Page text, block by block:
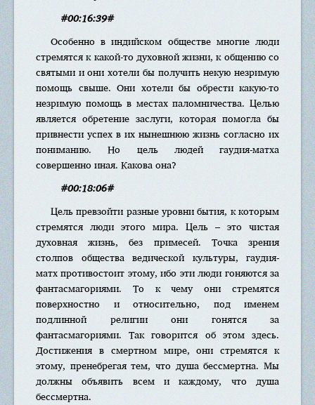
#00:16:39#
Особенно в индийском обществе многие люди
стремятся к какой-то духовной жизни, к общению со
святыми и они хотели бы получить некую незримую
помощь свыше. Они хотели бы обрести какую-то
незримую помощь в местах паломничества. Целью
является обретение заслуги, которая помогла бы
привнести успех в их нынешнюю жизнь согласно их
пониманию. Но цель людей гаудия-матха
совершенно иная. Какова она?
#00:18:06#
Цель превзойти разные уровни бытия, к которым
стремятся люди этого мира. Цель – это чистая
духовная жизнь, без примесей. Точка зрения
столпов общества ведической культуры, гаудия-
матх противостоит этому, ибо эти люди гоняются за
фантасмагориями. То к чему они стремятся
поверхностно и относительно, под именем
подлинной религии они гонятся за
фантасмагориями. Так говорится об этом здесь.
Достижения в смертном мире, они стремятся к
этому, пренебрегая тем, что душа бессмертна. Мы
должны объявить всем и каждому, что душа
бессмертна.